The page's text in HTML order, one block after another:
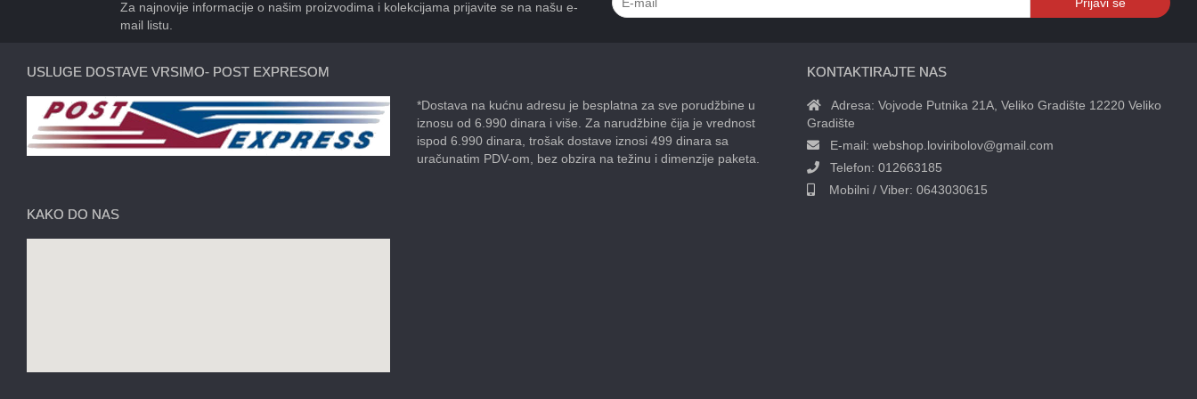
Za najnovije informacije o našim proizvodima i kolekcijama prijavite se na našu e-
mail listu.
Prijavi se
USLUGE DOSTAVE VRSIMO- POST EXPRESOM
*Dostava na kućnu adresu je besplatna za sve porudžbine u
iznosu od 6.990 dinara i više. Za narudžbine čija je vrednost
ispod 6.990 dinara, trošak dostave iznosi 499 dinara sa
uračunatim PDV-om, bez obzira na težinu i dimenzije paketa.
KONTAKTIRAJTE NAS
Adresa: Vojvode Putnika 21A, Veliko Gradište 12220 Veliko
Gradište
E-mail: webshop.loviribolov@gmail.com
Telefon: 012663185
Mobilni / Viber: 0643030615
KAKO DO NAS